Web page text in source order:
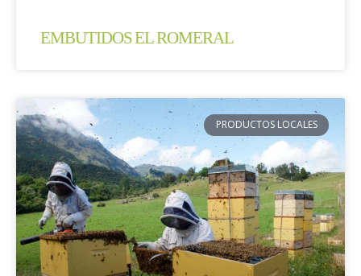
EMBUTIDOS EL ROMERAL
PRODUCTOS LOCALES